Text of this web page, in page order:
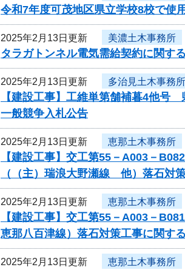
令和7年度可茂地区県立学校8校で使
2025年2月13日更新 美濃土木事務所
タラガトンネル電気需給契約に関す
2025年2月13日更新 多治見土木事務所
【建設工事】工維単第舗補暮4他
一般競争入札公告
2025年2月13日更新 恵那土木事務所
【建設工事】交工第55－A003－
（（主）瑞浪大野瀬線 他）落石対
2025年2月13日更新 恵那土木事務所
【建設工事】交工第55－A003－
恵那八百津線）落石対策工事に関す
2025年2月13日更新 恵那土木事務所